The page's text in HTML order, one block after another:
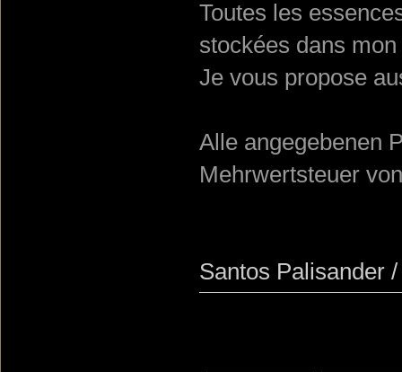
Toutes les
stockées dans
Je vous propose
Alle angegebenen
Mehrwertsteuer
Santos Palisander